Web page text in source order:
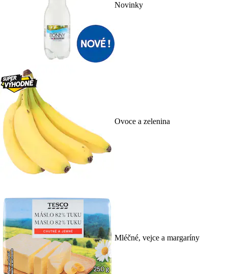
Novinky
Ovoce a zelenina
Mléčné, vejce a margaríny